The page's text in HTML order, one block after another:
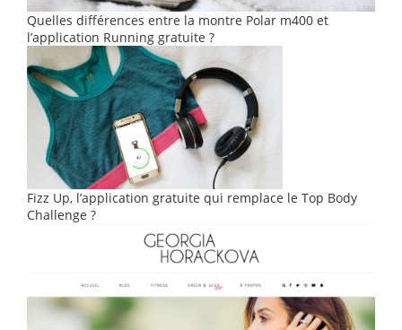
Quelles différences entre la montre Polar m400 et
l’application Running gratuite ?
Fizz Up, l’application gratuite qui remplace le Top Body
Challenge ?